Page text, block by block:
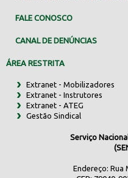
FALE CONOSCO
CANAL DE DENÚNCIAS
ÁREA RESTRITA
Extranet - Mobilizadores
Extranet - Instrutores
Extranet - ATEG
Gestão Sindical
Serviço
Endereço: Rua